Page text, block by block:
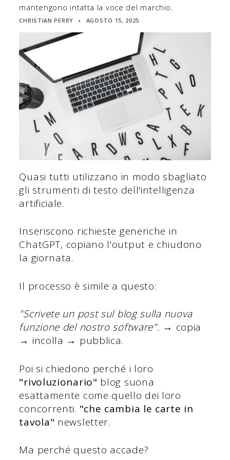
mantengono intatta la voce del marchio.
CHRISTIAN PERRY ▪ AGOSTO 15, 2025
Quasi tutti utilizzano in modo sbagliato
gli strumenti di testo dell'intelligenza
artificiale.
Inseriscono richieste generiche in
ChatGPT, copiano l'output e chiudono
la giornata.
Il processo è simile a questo:
"Scrivete un post sul blog sulla nuova
funzione del nostro software". → copia
→ incolla → pubblica.
Poi si chiedono perché i loro
"rivoluzionario" blog suona
esattamente come quello dei loro
concorrenti. "che cambia le carte in
tavola" newsletter.
Ma perché questo accade?